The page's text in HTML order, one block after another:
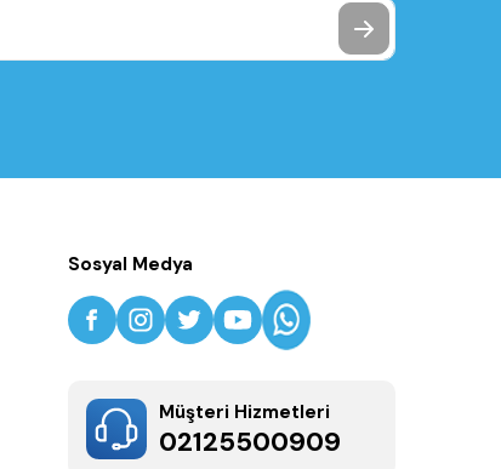
Sosyal Medya
Müşteri Hizmetleri
02125500909